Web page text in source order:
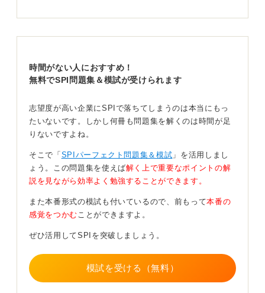
総じて、レベル感としては、「高校生のときだったらも
SPIは限られた時間で効率的に解く練習が必要
ける方式の場合、時間制限が比較的短く、計算などで少
し悩んでいるうちに、どんどん次の問題に進んでしまう
という特徴が以前はありました。
そのため、その時間についていくためには事前練習が必
要であると言えます。
時間がない人におすすめ！
無料でSPI問題集＆模試が受けられます
志望度が高い企業にSPIで落ちてしまうのは本当にもっ
たいないです。しかし何冊も問題集を解くのは時間が足
りないですよね。
そこで「 SPIパーフェクト問題集＆模試 」を活用しまし
ょう。この問題集を使えば解く上で重要なポイントの解
説を見ながら効率よく勉強することができます。
また本番形式の模試も付いているので、前もって本番の
感覚をつかむ ことができますよ。
ぜひ活用してSPIを突破しましょう。
模試を受ける（無料）